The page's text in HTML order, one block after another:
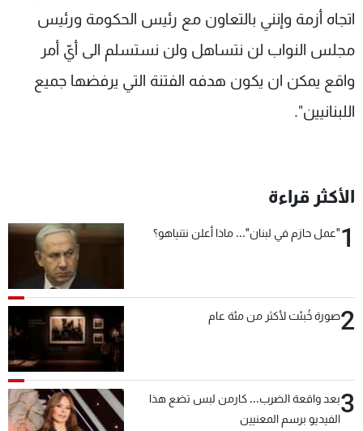
اتجاه أزمة وإنني بالتعاون مع رئيس الحكومة ورئيس
مجلس النواب لن نتساهل ولن نستسلم الى أيّ أمر
واقع يمكن ان يكون هدفه الفتنة التي يرفضها جميع
اللبنانيين".
الأكثر قراءة
1"عمل حازم في لبنان"... ماذا أعلن نتنياهو؟
2صورة خُبئت لأكثر من مئة عام
3بعد واقعة الضرب... كارمن لبس تضع هذا
الفيديو برسم المعنيين